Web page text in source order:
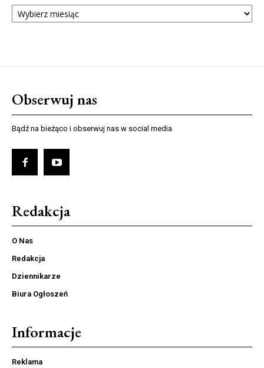
ARCHIWUM
NUMERÓW
Obserwuj nas
Bądź na bieżąco i obserwuj nas w social media
Redakcja
O Nas
Redakcja
Dziennikarze
Biura Ogłoszeń
Informacje
Reklama